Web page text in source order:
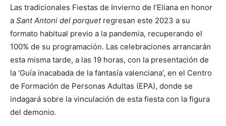
Las tradicionales Fiestas de Invierno de l’Eliana en honor
a Sant Antoni del porquetregresan este 2023 a su
formato habitual previo a la pandemia, recuperando el
100% de su programación. Las celebraciones arrancarán
esta misma tarde, a las 19 horas, con la presentación de
la ‘Guía inacabada de la fantasía valenciana’, en el Centro
de Formación de Personas Adultas (EPA), donde se
indagará sobre la vinculación de esta fiesta con la figura
del demonio.